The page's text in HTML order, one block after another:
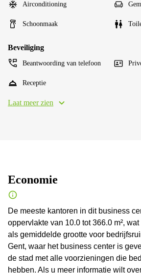
Airconditioning
Schoonmaak
Beveiliging
Beantwoording van telefoon
Receptie
Laat meer zien
Economie
De meeste kantoren in dit business
oppervlakte van 10.0 tot 366.0 m²,
als gemiddelde grootte voor
Gent, waar het business center is
de stad met alle voorzieningen die
hebben. Als u meer informatie wilt